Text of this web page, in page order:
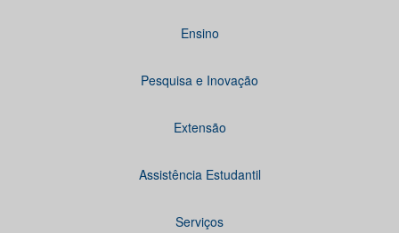
Ensino
Pesquisa e Inovação
Extensão
Assistência Estudantil
Serviços